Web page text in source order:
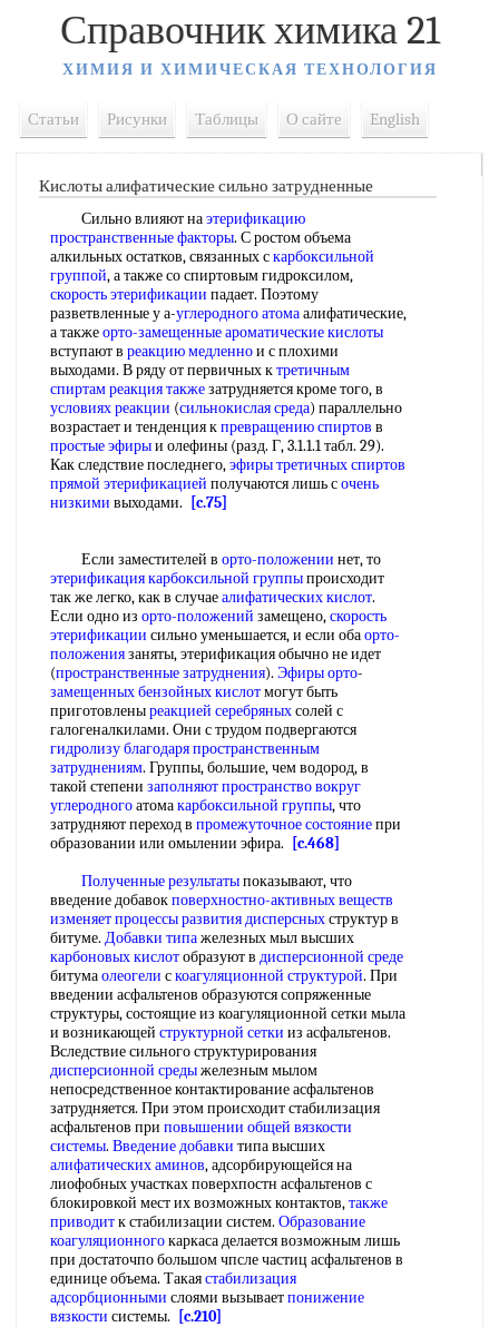
Справочник химика 21
ХИМИЯ И ХИМИЧЕСКАЯ ТЕХНОЛОГИЯ
Статьи Рисунки Таблицы О сайте English
Кислоты алифатические сильно затрудненные
Сильно влияют наэтерификацию
пространственные факторы. С ростом объема
алкильных остатков, связанных скарбоксильной
группой, а также со спиртовым гидроксилом,
скорость этерификации падает. Поэтому
разветвленные у а-углеродного атомаалифатические,
а такжеорто-замещенныеароматические кислоты
вступают в реакцию медленнои с плохими
выходами. В ряду от первичных ктретичным
спиртамреакция такжезатрудняется кроме того, в
условиях реакции (сильнокислая среда) параллельно
возрастает и тенденция кпревращению спиртов в
простые эфирыи олефины (разд. Г, 3.1.1.1 табл. 29).
Как следствие последнего,эфиры третичных спиртов
прямой этерификацией получаются лишь сочень
низкими выходами. [c.75]
Если заместителей в орто-положении нет, то
этерификация карбоксильной группыпроисходит
так же легко, как в случаеалифатических кислот.
Если одно из орто-положений замещено,скорость
этерификации сильно уменьшается, и если обаорто-
положениязаняты, этерификация обычно не идет
(пространственные затруднения). Эфиры орто-
замещенных бензойных кислотмогут быть
приготовленыреакцией серебряныхсолей с
галогеналкилами. Они с трудом подвергаются
гидролизу благодаряпространственным
затруднениям. Группы, большие, чем водород, в
такой степени заполняют пространствовокруг
углеродногоатомакарбоксильной группы, что
затрудняют переход в промежуточное состояниепри
образовании или омылении эфира.
[c.468]
Полученные результатыпоказывают, что
введение добавокповерхностно-активных веществ
изменяет процессыразвития дисперсныхструктур в
битуме. Добавки типажелезных мыл высших
карбоновых кислотобразуют в дисперсионной среде
битумаолеогели скоагуляционной структурой. При
введении асфальтенов образуются сопряженные
структуры, состоящие из коагуляционной сетки мыла
и возникающей структурной сетки из асфальтенов.
Вследствие сильного структурирования
дисперсионной средыжелезным мылом
непосредственное контактирование асфальтенов
затрудняется. При этом происходит стабилизация
асфальтенов при повышении общей вязкости
системы. Введение добавки типа высших
алифатических аминов, адсорбирующейся на
лиофобных участках поверхпостн асфальтенов с
блокировкой мест их возможных контактов,также
приводитк стабилизации систем. Образование
коагуляционногокаркаса делается возможным лишь
при достаточпо большом чпсле частиц асфальтенов в
единице объема. Такаястабилизация
адсорбционными слоями вызываетпонижение
вязкости системы.
[c.210]